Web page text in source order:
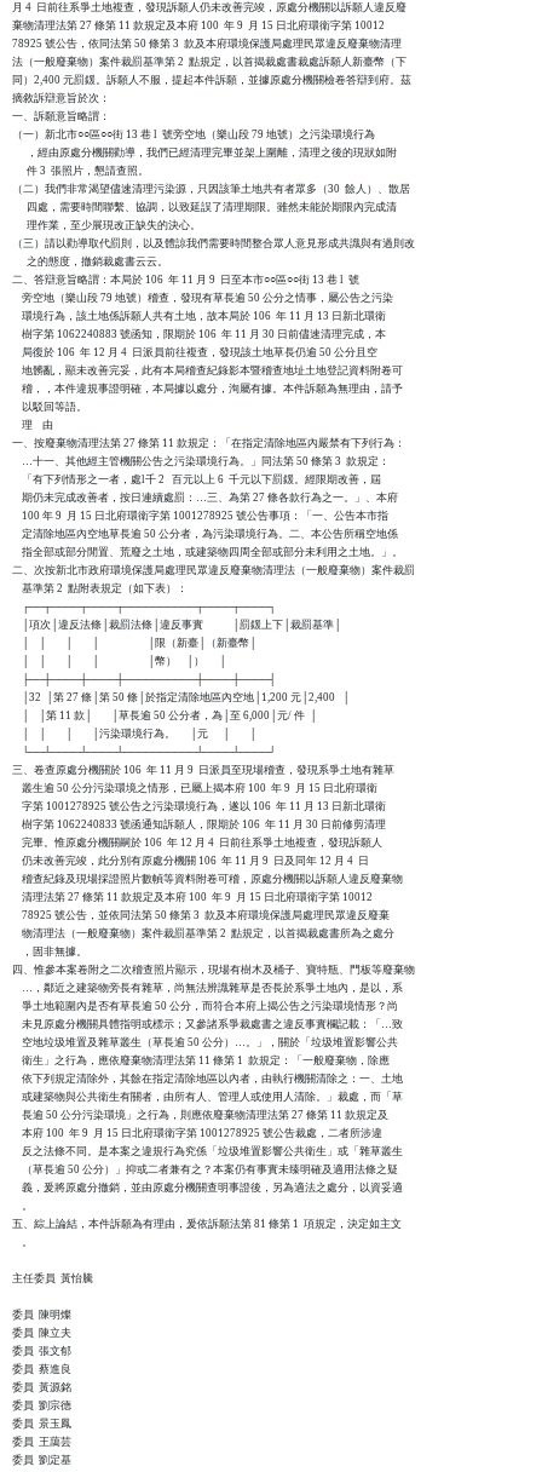
月 4  日前往系爭土地複查，發現訴願人仍未改善完竣，原處分機關以訴願人違反廢
棄物清理法第 27 條第 11 款規定及本府 100  年 9  月 15 日北府環衛字第 10012
78925 號公告，依同法第 50 條第 3  款及本府環境保護局處理民眾違反廢棄物清理
法（一般廢棄物）案件裁罰基準第 2  點規定，以首揭裁處書裁處訴願人新臺幣（下
同）2,400 元罰鍰。訴願人不服，提起本件訴願，並據原處分機關檢卷答辯到府。茲
摘敘訴辯意旨於次：
一、訴願意旨略謂：
（一）新北市○○區○○街 13 巷 l  號旁空地（樂山段 79 地號）之污染環境行為
      ，經由原處分機關勸導，我們已經清理完畢並架上圍離，清理之後的現狀如附
      件 3  張照片，懇請查照。
（二）我們非常渴望儘速清理污染源，只因該筆土地共有者眾多（30  餘人）、散居
      四處，需要時間聯繫、協調，以致延誤了清理期限。雖然未能於期限內完成清
      理作業，至少展現改正缺失的決心。
（三）請以勸導取代罰則，以及體諒我們需要時間整合眾人意見形成共識與有過則改
      之的態度，撤銷裁處書云云。
二、答辯意旨略謂：本局於 106  年 11 月 9  日至本市○○區○○街 13 巷 l  號
    旁空地（樂山段 79 地號）稽查，發現有草長逾 50 公分之情事，屬公告之污染
    環境行為，該土地係訴願人共有土地，故本局於 106  年 11 月 13 日新北環衛
    樹字第 1062240883 號函知，限期於 106  年 11 月 30 日前儘速清理完成，本
    局復於 106  年 12 月 4  日派員前往複查，發現該土地草長仍逾 50 公分且空
    地髒亂，顯未改善完妥，此有本局稽查紀錄影本暨稽查地址土地登記資料附卷可
    稽，，本件違規事證明確，本局據以處分，洵屬有據。本件訴願為無理由，請予
    以駁回等語。
    理    由
一、按廢棄物清理法第 27 條第 11 款規定：「在指定清除地區內嚴禁有下列行為：
    …十一、其他經主管機關公告之污染環境行為。」同法第 50 條第 3  款規定：
    「有下列情形之一者，處l千 2   百元以上 6  千元以下罰鍰。經限期改善，屆
    期仍未完成改善者，按日連續處罰：…三、為第 27 條各款行為之一。」、本府
    100 年 9  月 15 日北府環衛字第 1001278925 號公告事項：「一、公告本市指
    定清除地區內空地草長逾 50 公分者，為污染環境行為。二、本公告所稱空地係
    指全部或部分閒置、荒廢之土地，或建築物四周全部或部分未利用之土地。」。
二、次按新北市政府環境保護局處理民眾違反廢棄物清理法（一般廢棄物）案件裁罰
    基準第 2  點附表規定（如下表）：
    ┌──┬────┬────┬──────────┬────┬────┐
    │項次│違反法條│裁罰法條│違反事實            │罰鍰上下│裁罰基準│
    │    │        │        │                    │限（新臺│（新臺幣│
    │    │        │        │                    │幣）    │）      │
    ├──┼────┼────┼──────────┼────┼────┤
    │32  │第 27 條│第 50 條│於指定清除地區內空地│1,200 元│2,400   │
    │    │第 11 款│        │草長逾 50 公分者，為│至 6,000│元/ 件  │
    │    │        │        │污染環境行為。      │元      │        │
    └──┴────┴────┴──────────┴────┴────┘
三、卷查原處分機關於 106  年 11 月 9  日派員至現場稽查，發現系爭土地有雜草
    叢生逾 50 公分污染環境之情形，已屬上揭本府 100  年 9  月 15 日北府環衛
    字第 1001278925 號公告之污染環境行為，遂以 106  年 11 月 13 日新北環衛
    樹字第 1062240833 號函通知訴願人，限期於 106  年 11 月 30 日前修剪清理
    完畢。惟原處分機關嗣於 106  年 12 月 4  日前往系爭土地複查，發現訴願人
    仍未改善完竣，此分別有原處分機關 106  年 11 月 9  日及同年 12 月 4  日
    稽查紀錄及現場採證照片數幀等資料附卷可稽，原處分機關以訴願人違反廢棄物
    清理法第 27 條第 11 款規定及本府 100  年 9  月 15 日北府環衛字第 10012
    78925 號公告，並依同法第 50 條第 3  款及本府環境保護局處理民眾違反廢棄
    物清理法（一般廢棄物）案件裁罰基準第 2  點規定，以首揭裁處書所為之處分
    ，固非無據。
四、惟參本案卷附之二次稽查照片顯示，現場有樹木及桶子、寶特瓶、門板等廢棄物
    …，鄰近之建築物旁長有雜草，尚無法辨識雜草是否長於系爭土地內，是以，系
    爭土地範圍內是否有草長逾 50 公分，而符合本府上揭公告之污染環境情形？尚
    未見原處分機關具體指明或標示；又參諸系爭裁處書之違反事實欄記載：「…致
    空地垃圾堆置及雜草叢生（草長逾 50 公分）…。」，關於「垃圾堆置影響公共
    衛生」之行為，應依廢棄物清理法第 11 條第 1  款規定：「一般廢棄物，除應
    依下列規定清除外，其餘在指定清除地區以內者，由執行機關清除之：一、土地
    或建築物與公共衛生有關者，由所有人、管理人或使用人清除。」裁處，而「草
    長逾 50 公分污染環境」之行為，則應依廢棄物清理法第 27 條第 11 款規定及
    本府 100  年 9  月 15 日北府環衛字第 1001278925 號公告裁處，二者所涉違
    反之法條不同。是本案之違規行為究係「垃圾堆置影響公共衛生」或「雜草叢生
    （草長逾 50 公分）」抑或二者兼有之？本案仍有事實未臻明確及適用法條之疑
    義，爰將原處分撤銷，並由原處分機關查明事證後，另為適法之處分，以資妥適
    。
五、綜上論結，本件訴願為有理由，爰依訴願法第 81 條第 1  項規定，決定如主文
    。
主任委員  黃怡騰
委員  陳明燦
委員  陳立夫
委員  張文郁
委員  蔡進良
委員  黃源銘
委員  劉宗德
委員  景玉鳳
委員  王藹芸
委員  劉定基